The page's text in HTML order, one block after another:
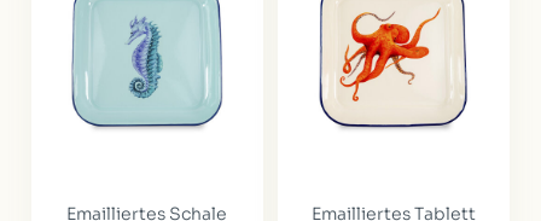
Emailliertes Schale
Emailliertes Tablett